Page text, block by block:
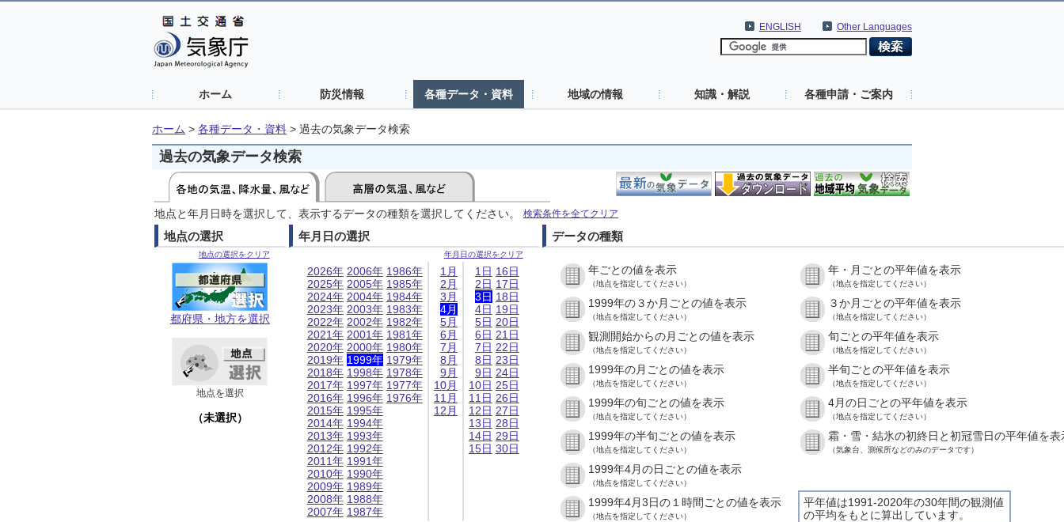
Other Languages
ENGLISH
ホーム 防災情報 各種データ・資料 地域の情報 知識・解説 各種申請・ご案内
ホーム > 各種データ・資料 > 過去の気象データ検索
過去の気象データ検索
地点と年月日時を選択して、表示するデータの種類を選択してください。 検索条件を全てクリア
地点の選択
地点の選択をクリア
都府県・地方を選択
地点を選択
（未選択）
年月日の選択
年月日の選択をクリア
2026年
2025年
2024年
2023年
2022年
2021年
2020年
2019年
2018年
2017年
2016年
2015年
2014年
2013年
2012年
2011年
2010年
2009年
2008年
2007年
2006年
2005年
2004年
2003年
2002年
2001年
2000年
1999年
1998年
1997年
1996年
1995年
1994年
1993年
1992年
1991年
1990年
1989年
1988年
1987年
1986年
1985年
1984年
1983年
1982年
1981年
1980年
1979年
1978年
1977年
1976年
1月
2月
3月
4月
5月
6月
7月
8月
9月
10月
11月
12月
1日
2日
3日
4日
5日
6日
7日
8日
9日
10日
11日
12日
13日
14日
15日
16日
17日
18日
19日
20日
21日
22日
23日
24日
25日
26日
27日
28日
29日
30日
データの種類
年ごとの値を表示
（地点を指定してください）
年・月ごとの平年値を表示
（地点を指定してください）
1999年の３か月ごとの値を表示
（地点を指定してください）
３か月ごとの平年値を表示
（地点を指定してください）
観測開始からの月ごとの値を表示
（地点を指定してください）
旬ごとの平年値を表示
（地点を指定してください）
1999年の月ごとの値を表示
（地点を指定してください）
半旬ごとの平年値を表示
（地点を指定してください）
1999年の旬ごとの値を表示
（地点を指定してください）
4月の日ごとの平年値を表示
（地点を指定してください）
1999年の半旬ごとの値を表示
（地点を指定してください）
霜・雪・結氷の初終日と初冠雪日の平年値を表
（気象台、測候所などのみのデータです）
1999年4月の日ごとの値を表示
（地点を指定してください）
平年値は1991-2020年の30年間の観測値
の平均をもとに算出しています。
1999年4月3日の１時間ごとの値を表示
（地点を指定してください）